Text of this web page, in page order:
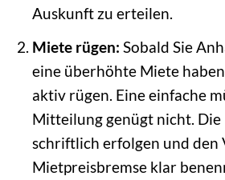
Auskunft zu erteilen.
Miete rügen: Sobald Sie
eine überhöhte Miete
aktiv rügen. Eine einfache
Mitteilung genügt nicht. Die
schriftlich erfolgen und den
Mietpreisbremse klar